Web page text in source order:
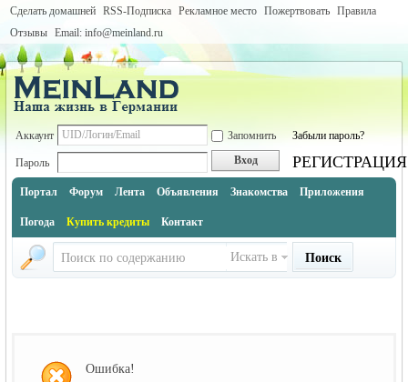
Сделать домашней RSS-Подписка Рекламное место Пожертвовать Правила
Отзывы Email: info@meinland.ru
Аккаунт Запомнить Забыли пароль?
Пароль Вход РЕГИСТРАЦИЯ
Портал Форум Лента Объявления Знакомства Приложения
Погода Купить кредиты Контакт
Искать в Поиск
Ошибка!